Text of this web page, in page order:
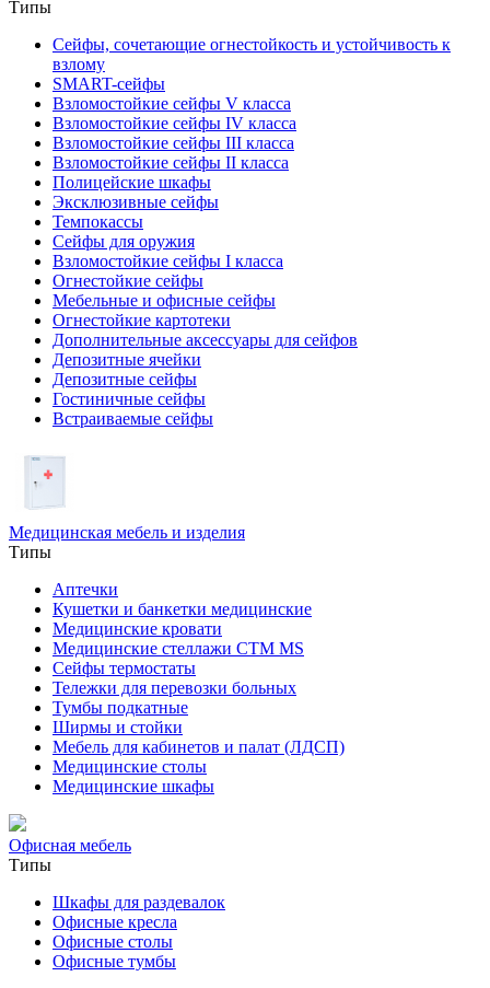
Типы
Сейфы, сочетающие огнестойкость и устойчивость к
взлому
SMART-сейфы
Взломостойкие сейфы V класса
Взломостойкие сейфы IV класса
Взломостойкие сейфы III класса
Взломостойкие сейфы II класса
Полицейские шкафы
Эксклюзивные сейфы
Темпокассы
Сейфы для оружия
Взломостойкие сейфы I класса
Огнестойкие сейфы
Мебельные и офисные сейфы
Огнестойкие картотеки
Дополнительные аксессуары для сейфов
Депозитные ячейки
Депозитные сейфы
Гостиничные сейфы
Встраиваемые сейфы
Медицинская мебель и изделия
Типы
Аптечки
Кушетки и банкетки медицинские
Медицинские кровати
Медицинские стеллажи CTM MS
Сейфы термостаты
Тележки для перевозки больных
Тумбы подкатные
Ширмы и стойки
Мебель для кабинетов и палат (ЛДСП)
Медицинские столы
Медицинские шкафы
Офисная мебель
Типы
Шкафы для раздевалок
Офисные кресла
Офисные столы
Офисные тумбы